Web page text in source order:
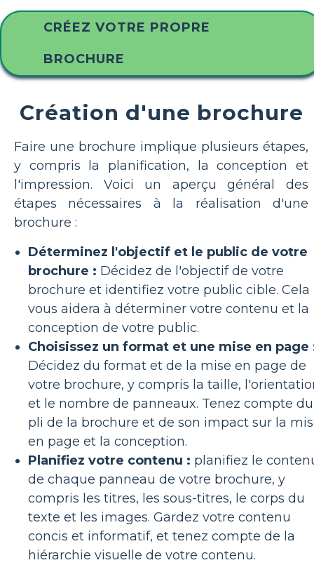
CRÉEZ VOTRE PROPRE
BROCHURE
Création d'une brochure
Faire une brochure implique plusieurs étapes,
y compris la planification, la conception et
l'impression. Voici un aperçu général des
étapes nécessaires à la réalisation d'une
brochure :
Déterminez l'objectif et le public de votre
brochure : Décidez de l'objectif de votre
brochure et identifiez votre public cible. Cela
vous aidera à déterminer votre contenu et la
conception de votre public.
Choisissez un format et une mise en page
Décidez du format et de la mise en page de
votre brochure, y compris la taille,
et le nombre de panneaux. Tenez compte du
pli de la brochure et de son impact sur la
en page et la conception.
Planifiez votre contenu : planifiez le
de chaque panneau de votre brochure, y
compris les titres, les sous-titres, le corps du
texte et les images. Gardez votre contenu
concis et informatif, et tenez compte de la
hiérarchie visuelle de votre contenu.